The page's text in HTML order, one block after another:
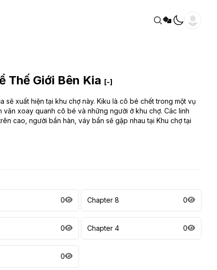
Thế Giới Bên Kia [-]
xuất hiện tại khu chợ này. Kiku là cô bé chết trong một vụ
xoay quanh cô bé và những người ở khu chợ. Các linh
cao, người bần hàn, váy bẩn sẽ gặp nhau tại Khu chợ tại
0 Chapter 8 0
0 Chapter 4 0
0